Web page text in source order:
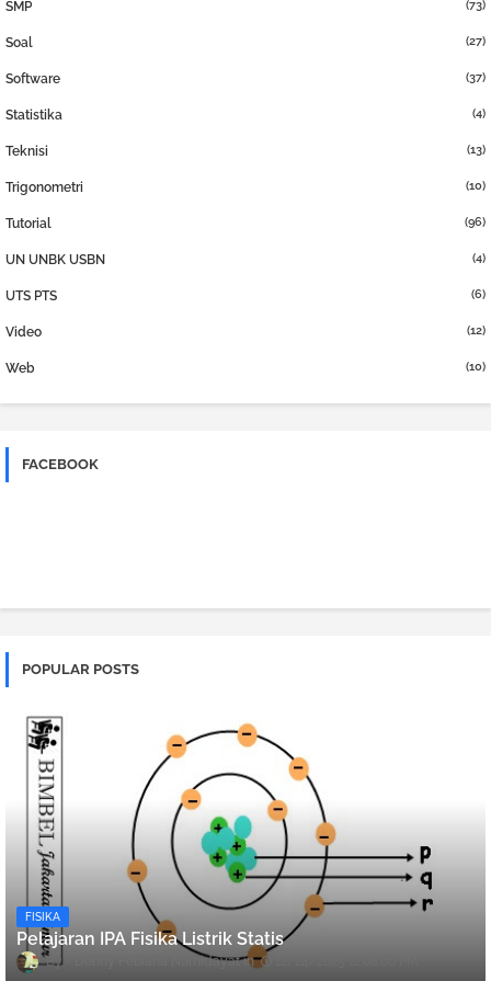
SMP (73)
Soal (27)
Software (37)
Statistika (4)
Teknisi (13)
Trigonometri (10)
Tutorial (96)
UN UNBK USBN (4)
UTS PTS (6)
Video (12)
Web (10)
FACEBOOK
POPULAR POSTS
FISIKA
Pelajaran IPA Fisika Listrik Statis
Denny Febiana Nurhidayat